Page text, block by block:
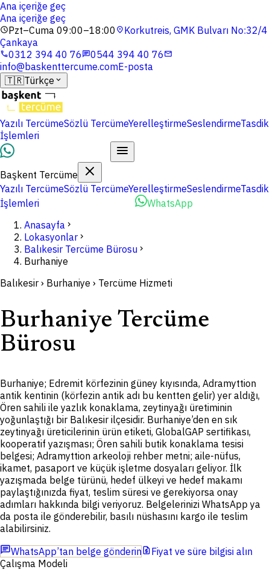
Ana içeriğe geç
Ana içeriğe geç
schedulePzt–Cuma 09:00–18:00 location_onKorkutreis, GMK Bulvarı No:32/4
Çankaya
phone0312 394 40 76chat0544 394 40 76mail
info@baskenttercume.comE-posta
🇹🇷Türkçe expand_more
Yazılı TercümeSözlü TercümeYerelleştirmeSeslendirmeTasdik
İşlemleri
Başkent Tercüme
Yazılı TercümeSözlü TercümeYerelleştirmeSeslendirmeTasdik
İşlemleri
WhatsApp
Anasayfa chevron_right
Lokasyonlar chevron_right
Balıkesir Tercüme Bürosu chevron_right
Burhaniye
Balıkesir › Burhaniye › Tercüme Hizmeti
Burhaniye Tercüme
Bürosu
Burhaniye; Edremit körfezinin güney kıyısında, Adramyttion
antik kentinin (körfezin antik adı bu kentten gelir) yer aldığı,
Ören sahili ile yazlık konaklama, zeytinyağı üretiminin
yoğunlaştığı bir Balıkesir ilçesidir. Burhaniye’den en sık
zeytinyağı üreticilerinin ürün etiketi, GlobalGAP sertifikası,
kooperatif yazışması; Ören sahili butik konaklama tesisi
belgesi; Adramyttion arkeoloji rehber metni; aile-nüfus,
ikamet, pasaport ve küçük işletme dosyaları geliyor. İlk
yazışmada belge türünü, hedef ülkeyi ve hedef makamı
paylaştığınızda fiyat, teslim süresi ve gerekiyorsa onay
adımları hakkında bilgi veriyoruz. Belgelerinizi WhatsApp ya
da posta ile gönderebilir, basılı nüshasını kargo ile teslim
alabilirsiniz.
chatWhatsApp’tan belge gönderinrequest_quoteFiyat ve süre bilgisi alın
Çalışma Modeli